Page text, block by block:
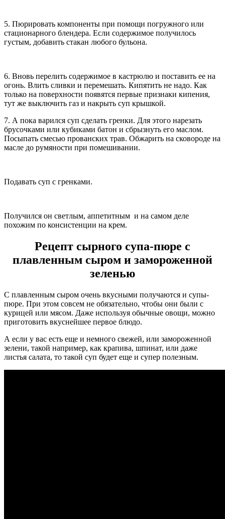
5. Пюрировать компоненты при помощи погружного или
стационарного блендера. Если содержимое получилось
густым, добавить стакан любого бульона.
6. Вновь перелить содержимое в кастрюлю и поставить ее на
огонь. Влить сливки и перемешать. Кипятить не надо. Как
только на поверхности появятся первые признаки кипения,
тут же выключить газ и накрыть суп крышкой.
7. А пока варился суп сделать гренки. Для этого нарезать
брусочками или кубиками батон и сбрызнуть его маслом.
Посыпать смесью прованских трав. Обжарить на сковороде на
масле до румяности при помешивании.
Подавать суп с гренками.
Получился он светлым, аппетитным и на самом деле
похожим по консистенции на крем.
Рецепт сырного супа-пюре с
плавленным сыром и замороженной
зеленью
С плавленным сыром очень вкусными получаются и супы-
пюре. При этом совсем не обязательно, чтобы они были с
курицей или мясом. Даже используя обычные овощи, можно
приготовить вкуснейшее первое блюдо.
А если у вас есть еще и немного свежей, или замороженной
зелени, такой например, как крапива, шпинат, или даже
листья салата, то такой суп будет еще и супер полезным.